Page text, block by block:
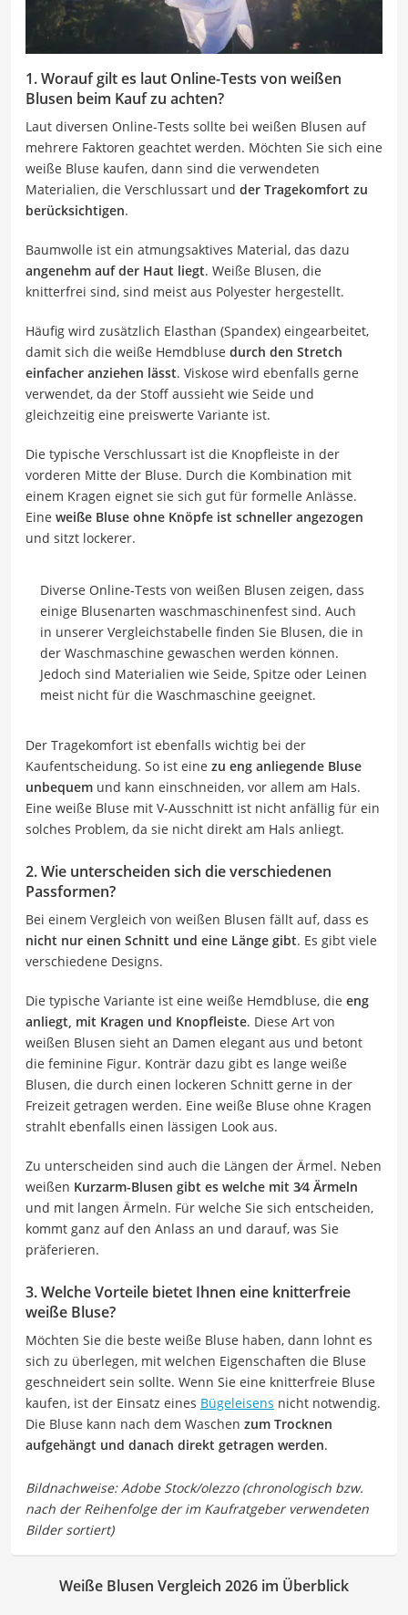
1. Worauf gilt es laut Online-Tests von weißen
Blusen beim Kauf zu achten?
Laut diversen Online-Tests sollte bei weißen Blusen auf
mehrere Faktoren geachtet werden. Möchten Sie sich eine
weiße Bluse kaufen, dann sind die verwendeten
Materialien, die Verschlussart und der Tragekomfort zu
berücksichtigen.
Baumwolle ist ein atmungsaktives Material, das dazu
angenehm auf der Haut liegt. Weiße Blusen, die
knitterfrei sind, sind meist aus Polyester hergestellt.
Häufig wird zusätzlich Elasthan (Spandex) eingearbeitet,
damit sich die weiße Hemdbluse durch den Stretch
einfacher anziehen lässt. Viskose wird ebenfalls gerne
verwendet, da der Stoff aussieht wie Seide und
gleichzeitig eine preiswerte Variante ist.
Die typische Verschlussart ist die Knopfleiste in der
vorderen Mitte der Bluse. Durch die Kombination mit
einem Kragen eignet sie sich gut für formelle Anlässe.
Eine weiße Bluse ohne Knöpfe ist schneller angezogen
und sitzt lockerer.
Diverse Online-Tests von weißen Blusen zeigen, dass
einige Blusenarten waschmaschinenfest sind. Auch
in unserer Vergleichstabelle finden Sie Blusen, die in
der Waschmaschine gewaschen werden können.
Jedoch sind Materialien wie Seide, Spitze oder Leinen
meist nicht für die Waschmaschine geeignet.
Der Tragekomfort ist ebenfalls wichtig bei der
Kaufentscheidung. So ist eine zu eng anliegende Bluse
unbequem und kann einschneiden, vor allem am Hals.
Eine weiße Bluse mit V-Ausschnitt ist nicht anfällig für ein
solches Problem, da sie nicht direkt am Hals anliegt.
2. Wie unterscheiden sich die verschiedenen
Passformen?
Bei einem Vergleich von weißen Blusen fällt auf, dass es
nicht nur einen Schnitt und eine Länge gibt. Es gibt viele
verschiedene Designs.
Die typische Variante ist eine weiße Hemdbluse, die eng
anliegt, mit Kragen und Knopfleiste. Diese Art von
weißen Blusen sieht an Damen elegant aus und betont
die feminine Figur. Konträr dazu gibt es lange weiße
Blusen, die durch einen lockeren Schnitt gerne in der
Freizeit getragen werden. Eine weiße Bluse ohne Kragen
strahlt ebenfalls einen lässigen Look aus.
Zu unterscheiden sind auch die Längen der Ärmel. Neben
weißen Kurzarm-Blusen gibt es welche mit 3⁄4 Ärmeln
und mit langen Ärmeln. Für welche Sie sich entscheiden,
kommt ganz auf den Anlass an und darauf, was Sie
präferieren.
3. Welche Vorteile bietet Ihnen eine knitterfreie
weiße Bluse?
Möchten Sie die beste weiße Bluse haben, dann lohnt es
sich zu überlegen, mit welchen Eigenschaften die Bluse
geschneidert sein sollte. Wenn Sie eine knitterfreie Bluse
kaufen, ist der Einsatz eines Bügeleisens nicht notwendig.
Die Bluse kann nach dem Waschen zum Trocknen
aufgehängt und danach direkt getragen werden.
Weiße Blusen Vergleich 2026 im Überblick